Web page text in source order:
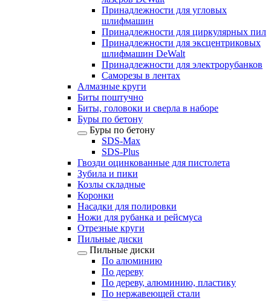
Принадлежности для угловых
шлифмашин
Принадлежности для циркулярных пил
Принадлежности для эксцентриковых
шлифмашин DeWalt
Принадлежности для электрорубанков
Саморезы в лентах
Алмазные круги
Биты поштучно
Биты, головоки и сверла в наборе
Буры по бетону
Буры по бетону
SDS-Max
SDS-Plus
Гвозди оцинкованные для пистолета
Зубила и пики
Козлы складные
Коронки
Насадки для полировки
Ножи для рубанка и рейсмуса
Отрезные круги
Пильные диски
Пильные диски
По алюминию
По дереву
По дереву, алюминию, пластику
По нержавеющей стали